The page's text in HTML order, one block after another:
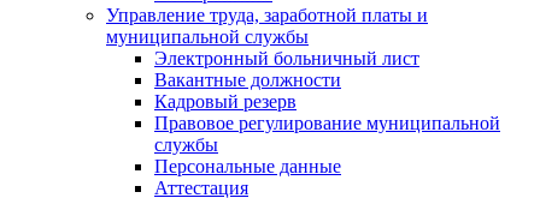
Управление труда, заработной платы и
муниципальной службы
Электронный больничный лист
Вакантные должности
Кадровый резерв
Правовое регулирование муниципальной
службы
Персональные данные
Аттестация